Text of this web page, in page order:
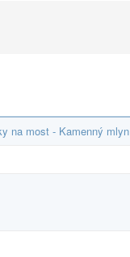
na most - Kamenný mlyn